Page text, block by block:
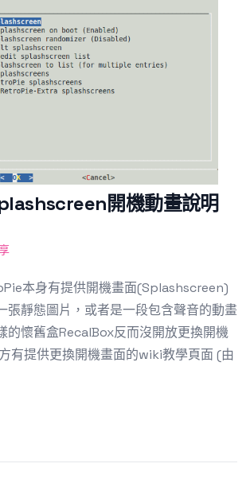
開機動畫說明
本身有提供開機畫面(Splashscreen)
張靜態圖片，或者是一段包含聲音的動畫
的懷舊盒RecalBox反而沒開放更換開機
有提供更換開機畫面的wiki教學頁面 (由